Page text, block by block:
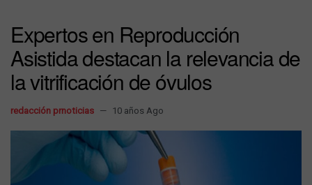
Expertos en Reproducción
Asistida destacan la relevancia de
la vitrificación de óvulos
redacción prnoticias 10 años Ago